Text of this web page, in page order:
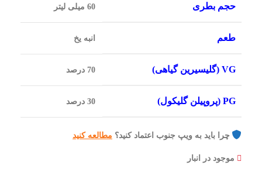
حجم بطری 60 میلی لیتر
طعم انبه یخ
VG (گلیسیرین گیاهی) 70 درصد
PG (پروپیلن گلیکول) 30 درصد
چرا باید به ویپ جنوب اعتماد کنید؟ مطالعه کنید
موجود در انبار